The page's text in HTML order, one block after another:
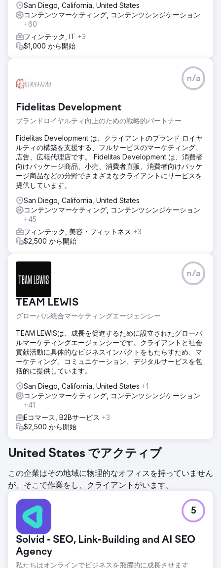
結果
このキャンペーンにより、月間オーガニック検索収益は
820%増加、オーガニック検索セッション数は95.87%増
加、オーガニックショッピングセッション数は200.5%増加
しました。また、Googleの平均ランキングは14.53から9.78
San Diego, California, United States
コンテンツマーケティング, コンテンツシンジケーション
+60
フィンテック, IT +3
$1,000 から開始
Fidelitas Development
ブランドロイヤルティ向上のための戦略的パートナー
n/a
Fidelitas Development は、クライアントのブランド ロイヤ
ルティの構築を支援する、フルサービスのマーケティング、
広告、広報代理店です。 Fidelitas Development は、消費者
向けパッケージ商品、小売、消費者直販、消費者向けパッケ
ージ商品などの分野でさまざまなクライアントにサービスを
提供しています。
San Diego, California, United States
コンテンツマーケティング, コンテンツシンジケーション
+45
フィンテック, 美容・フィットネス +3
$2,500 から開始
TEAM LEWIS
グローバル統合マーケティングエージェンシー
n/a
TEAM LEWISは、成長を促進するために設立されたグローバ
ルマーケティングエージェンシーです。クライアントと社会
貢献活動に具体的なビジネスインパクトをもたらすため、マ
ーケティング、コミュニケーション、デジタルサービスを包
括的に提供しています。
San Diego, California, United States +1
コンテンツマーケティング, コンテンツシンジケーション
+41
Eコマース, B2Bサービス +3
$2,500 から開始
United States でアクティブ
この企業はその地域に物理的なオフィスを持っていません
が、そこで作業をし、クライアントがいます。
Solvid - SEO, Link-Building and AI SEO
Agency
私たちはオンラインでビジネスを飛躍的に成長させます
5